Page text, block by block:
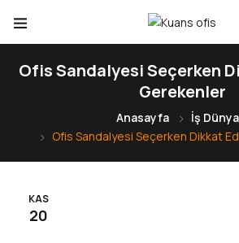
Ofis Sandalyesi Seçerken
Gerekenler
Anasayfa
İş
Ofis Sandalyesi Seçerken Dikkat
KAS
20